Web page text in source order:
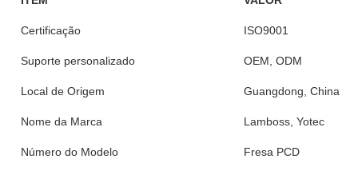
Certificação ISO9001
Suporte personalizado OEM, ODM
Local de Origem Guangdong, China
Nome da Marca Lamboss, Yotec
Número do Modelo Fresa PCD